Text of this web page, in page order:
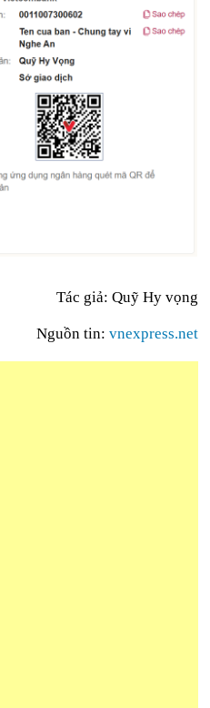
Tác giả: Quỹ Hy vọng
Nguồn tin: vnexpress.net